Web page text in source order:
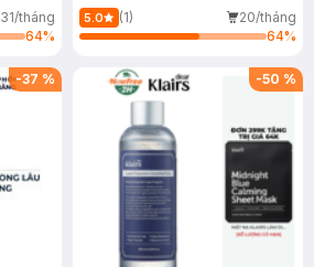
31/tháng
64%
Bạc
5.0 (1)
20/tháng
64%
-37 % -50 %